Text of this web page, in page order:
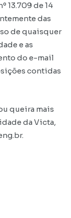
13.709 de 14
das
de quaisquer
e as
do e-mail
contidas
queira mais
da Victa,